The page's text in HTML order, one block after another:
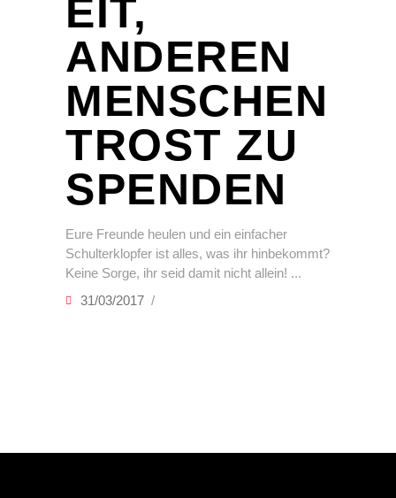
EIT,
ANDEREN
MENSCHEN
TROST ZU
SPENDEN
Eure Freunde heulen und ein einfacher
Schulterklopfer ist alles, was ihr hinbekommt?
Keine Sorge, ihr seid damit nicht allein!
31/03/2017